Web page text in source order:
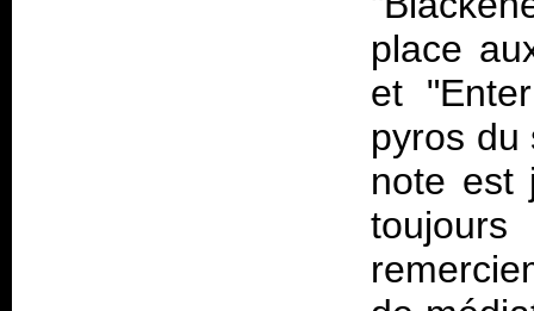
place
et
pyros du
note est